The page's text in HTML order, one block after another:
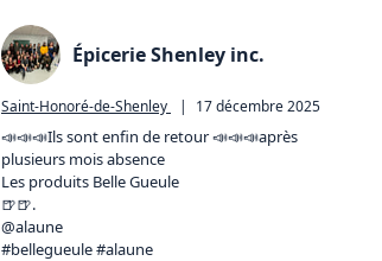
Épicerie Shenley inc.
Saint-Honoré-de-Shenley | 17 décembre 2025
📣📣📣Ils sont enfin de retour 📣📣📣après
plusieurs mois absence
Les produits Belle Gueule
🍺🍺.
@alaune
#bellegueule #alaune